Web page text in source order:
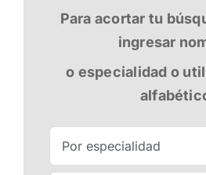
Para acortar tu
ingresar
o especialidad o